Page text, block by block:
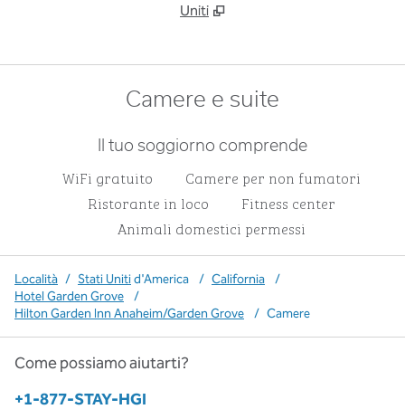
Uniti
Camere e suite
Il tuo soggiorno comprende
WiFi gratuito
Camere per non fumatori
Ristorante in loco
Fitness center
Animali domestici permessi
Località / Stati Uniti d'America / California
/
Hotel Garden Grove
/
Hilton Garden Inn Anaheim/Garden Grove
/ Camere
Come possiamo aiutarti?
Telefono:
+1-877-STAY-HGI